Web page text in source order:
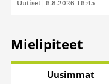
Uutiset | 6.8.2026 16:45
Mielipiteet
Uusimmat